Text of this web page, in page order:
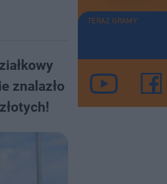
znalazło
TERAZ GRAMY